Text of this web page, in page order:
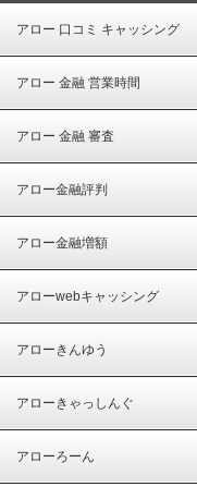
アロー 口コミ キャッシング
アロー 金融 営業時間
アロー 金融 審査
アロー金融評判
アロー金融増額
アローwebキャッシング
アローきんゆう
アローきゃっしんぐ
アローろーん